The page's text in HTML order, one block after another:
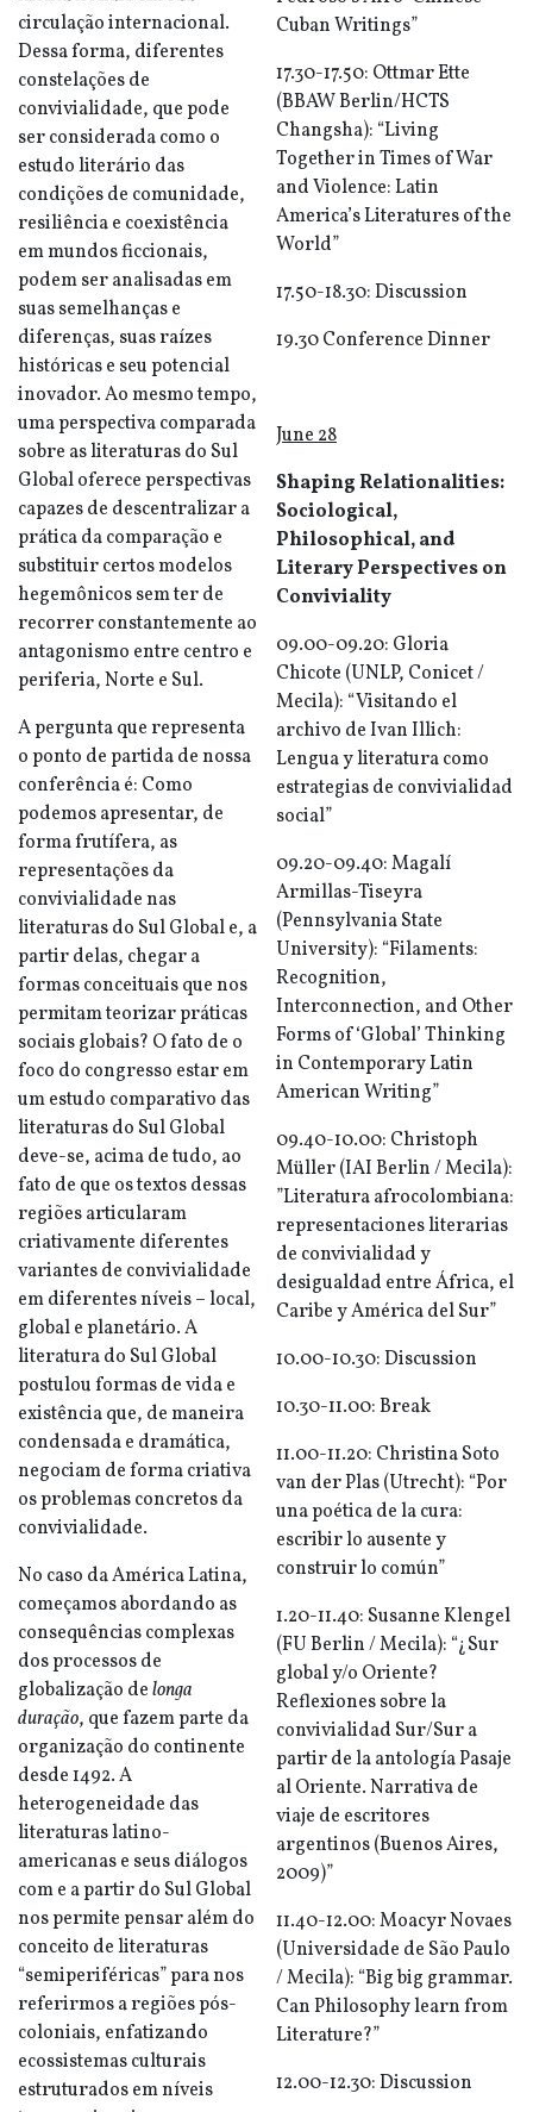
circulação internacional.
Dessa forma, diferentes
constelações de
convivialidade, que pode
ser considerada como o
estudo literário das
condições de comunidade,
resiliência e coexistência
em mundos ficcionais,
podem ser analisadas em
suas semelhanças e
diferenças, suas raízes
históricas e seu potencial
inovador. Ao mesmo tempo,
uma perspectiva comparada
sobre as literaturas do Sul
Global oferece perspectivas
capazes de descentralizar a
prática da comparação e
substituir certos modelos
hegemônicos sem ter de
recorrer constantemente ao
antagonismo entre centro e
periferia, Norte e Sul.
A pergunta que representa
o ponto de partida de nossa
conferência é: Como
podemos apresentar, de
forma frutífera, as
representações da
convivialidade nas
literaturas do Sul Global e, a
partir delas, chegar a
formas conceituais que nos
permitam teorizar práticas
sociais globais? O fato de o
foco do congresso estar em
um estudo comparativo das
literaturas do Sul Global
deve-se, acima de tudo, ao
fato de que os textos dessas
regiões articularam
criativamente diferentes
variantes de convivialidade
em diferentes níveis – local,
global e planetário. A
literatura do Sul Global
postulou formas de vida e
existência que, de maneira
condensada e dramática,
negociam de forma criativa
os problemas concretos da
convivialidade.
No caso da América Latina,
começamos abordando as
consequências complexas
dos processos de
globalização delonga
duração, que fazem parte da
organização do continente
desde 1492. A
heterogeneidade das
literaturas latino-
americanas e seus diálogos
com e a partir do Sul Global
nos permite pensar além do
conceito de literaturas
“semiperiféricas” para nos
referirmos a regiões pós-
coloniais, enfatizando
ecossistemas culturais
estruturados em níveis
Cuban Writings”
17.30-17.50: Ottmar Ette
(BBAW Berlin/HCTS
Changsha): “Living
Together in Times of War
and Violence: Latin
America’s Literatures of the
World”
17.50-18.30: Discussion
19.30 Conference Dinner
June 28
Shaping Relationalities:
Sociological,
Philosophical, and
Literary Perspectives on
Conviviality
09.00-09.20: Gloria
Chicote (UNLP, Conicet /
Mecila): “Visitando el
archivo de Ivan Illich:
Lengua y literatura como
estrategias de convivialidad
social”
09.20-09.40: Magalí
Armillas-Tiseyra
(Pennsylvania State
University): “Filaments:
Recognition,
Interconnection, and Other
Forms of ‘Global’ Thinking
in Contemporary Latin
American Writing”
09.40-10.00: Christoph
Müller (IAI Berlin / Mecila):
”Literatura afrocolombiana:
representaciones literarias
de convivialidad y
desigualdad entre África, el
Caribe y América del Sur”
10.00-10.30: Discussion
10.30-11.00: Break
11.00-11.20: Christina Soto
van der Plas (Utrecht): “Por
una poética de la cura:
escribir lo ausente y
construir lo común”
1.20-11.40: Susanne Klengel
(FU Berlin / Mecila): “¿Sur
global y/o Oriente?
Reflexiones sobre la
convivialidad Sur/Sur a
partir de la antología Pasaje
al Oriente. Narrativa de
viaje de escritores
argentinos (Buenos Aires,
2009)”
11.40-12.00: Moacyr Novaes
(Universidade de São Paulo
/ Mecila): “Big big grammar.
Can Philosophy learn from
Literature?”
12.00-12.30: Discussion